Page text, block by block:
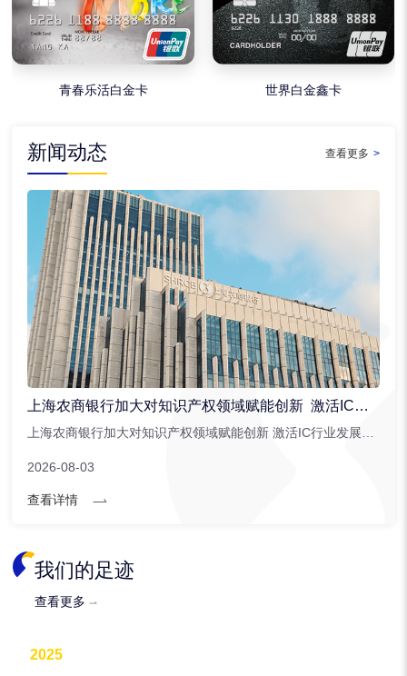
青春乐活白金卡 世界白金鑫卡
新闻动态 查看更多 >
上海农商银行加大对知识产权领域赋能创新 激活IC行业发展潜能
2026-08-03
查看详情
我们的足迹
查看更多
2025